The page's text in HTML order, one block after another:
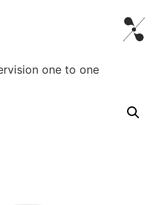
one to one